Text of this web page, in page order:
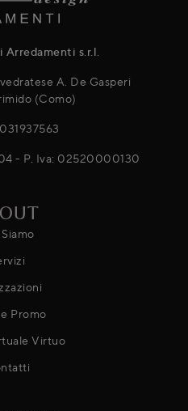
Arredamenti s.r.l.
A. De Gasperi
(Como)
- P. Iva: 02520000130
Promo
Virtuo